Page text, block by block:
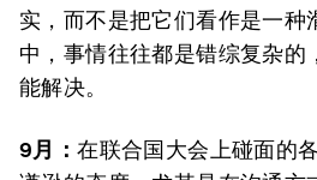
实，而不是把它们看作是一种
中，事情往往都是错综复杂的
能解决。
9月：在联合国大会上碰面的